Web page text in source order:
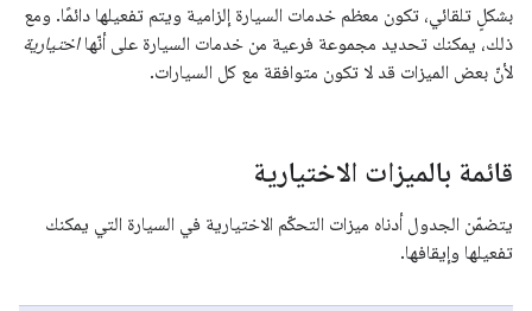
بشكلٍ تلقائي، تكون معظم خدمات السيارة إلزامية ويتم تفعيلها دائمًا. ومع
ذلك، يمكنك تحديد مجموعة فرعية من خدمات السيارة على أنّهااختيارية
لأنّ بعض الميزات قد لا تكون متوافقة مع كل السيارات.
قائمة بالميزات الاختيارية
يتضمّن الجدول أدناه ميزات التحكّم الاختيارية في السيارة التي يمكنك
تفعيلها وإيقافها.